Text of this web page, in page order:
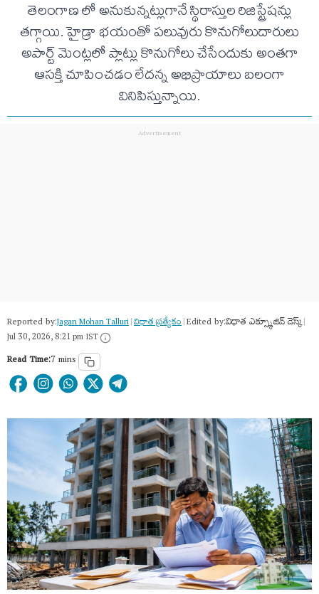
తెలంగాణ లో అనుకున్నట్లుగానే స్థిరాస్తుల రిజిస్ట్రేషన్లు
తగ్గాయి. హైడ్రా భయంతో పలువురు కొనుగోలుదారులు
అపార్ట్ మెంట్లలో ప్లాట్లు కొనుగోలు చేసేందుకు అంతగా
ఆసక్తి చూపించడం లేదన్న అభిప్రాయాలు బలంగా
వినిపిస్తున్నాయి.
Reported by:Jagan Mohan Talluri|విధాత ప్రత్యేకం|Edited by:విధాత ఎక్స్క్లూజివ్ డెస్క్|
Jul 30, 2026, 8:21 pm IST
Read Time:7 mins